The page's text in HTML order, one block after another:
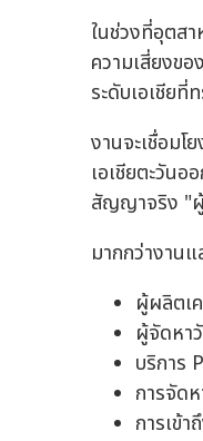
ในช่วงที่อุตส
ความเสี่ยงข
ระดับเอเชียที่
งานจะเชื่อมโ
เอเชียตะวัน
สัญญาจริง "ผู้
มากกว่างาน
ผู้ผลิตเ
ผู้จัดหา
บริการ
การจัด
การเข้